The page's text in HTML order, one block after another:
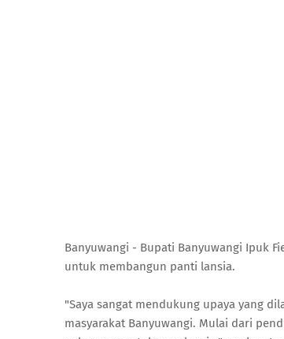
Banyuwangi - Bupati Banyuwangi Ipuk
untuk membangun panti lansia.
"Saya sangat mendukung upaya yang
masyarakat Banyuwangi. Mulai dari